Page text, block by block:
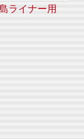
ライナー用